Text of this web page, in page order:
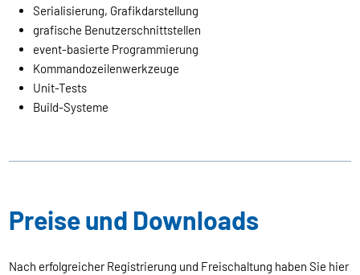
Serialisierung, Grafikdarstellung
grafische Benutzerschnittstellen
event-basierte Programmierung
Kommandozeilenwerkzeuge
Unit-Tests
Build-Systeme
Preise und Downloads
Nach erfolgreicher Registrierung und Freischaltung haben Sie hier